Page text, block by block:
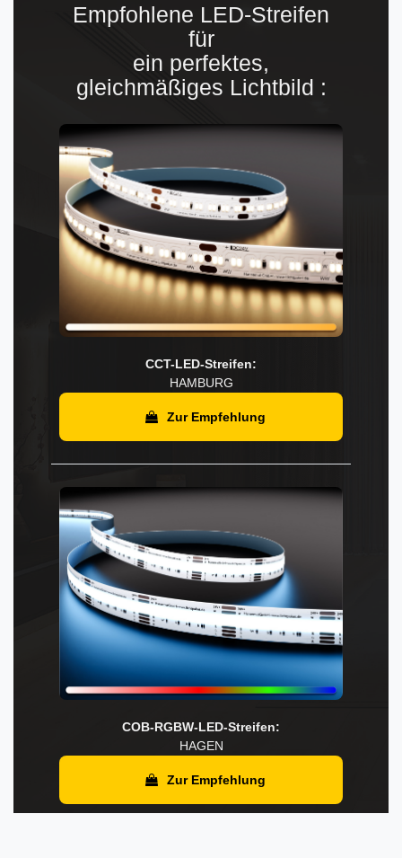
Empfohlene LED-Streifen
für
ein perfektes,
gleichmäßiges Lichtbild :
CCT-LED-Streifen:
HAMBURG
Zur Empfehlung
COB-RGBW-LED-Streifen:
HAGEN
Zur Empfehlung